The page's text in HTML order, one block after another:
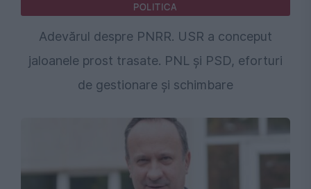
POLITICA
Adevărul despre PNRR. USR a conceput
jaloanele prost trasate. PNL și PSD, eforturi
de gestionare și schimbare